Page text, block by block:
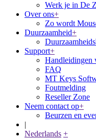
Werk je in De
Over ons+
Zo wordt
Duurzaamheid+
Support+
Handleidingen
FAQ
MT Keys
Foutmelding
Reseller Zone
Neem contact op+
Beurzen en
|
Nederlands +